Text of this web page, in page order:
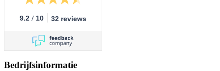
9.2 / 10 32 reviews
Bedrijfsinformatie